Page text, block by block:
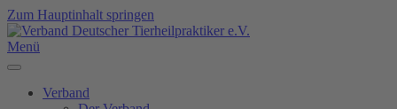
Zum Hauptinhalt springen
Menü
Verband